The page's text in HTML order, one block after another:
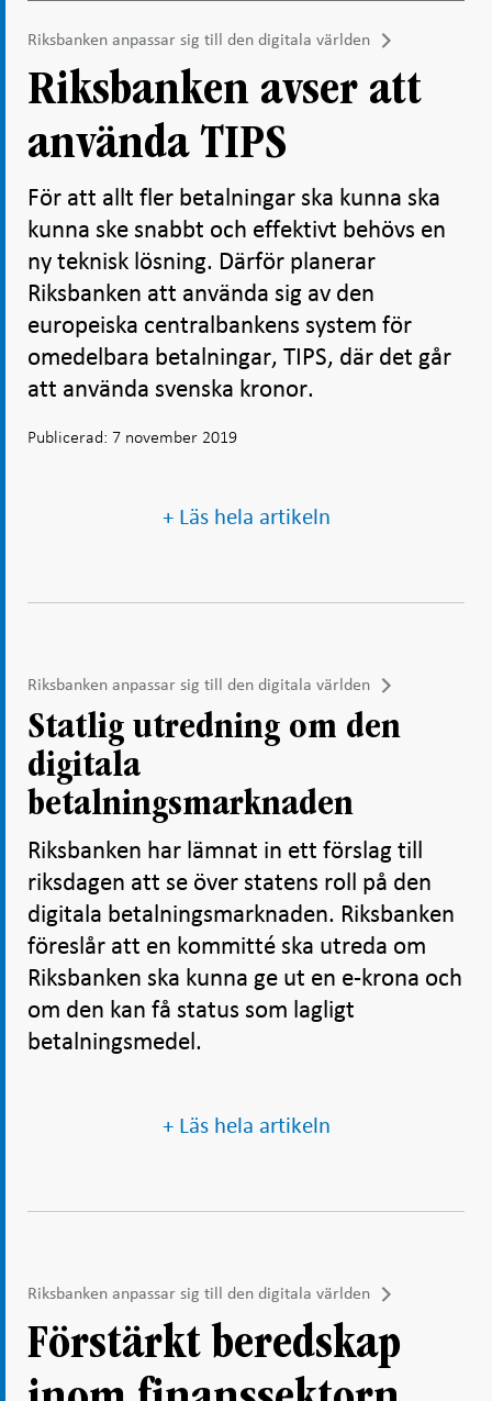
Riksbanken anpassar sig till den digitala världen
Riksbanken avser att
använda TIPS
För att allt fler betalningar ska kunna ska
kunna ske snabbt och effektivt behövs en
ny teknisk lösning. Därför planerar
Riksbanken att använda sig av den
europeiska centralbankens system för
omedelbara betalningar, TIPS, där det går
att använda svenska kronor.
Publicerad: 7 november 2019
+ Läs hela artikeln
Riksbanken anpassar sig till den digitala världen
Statlig utredning om den
digitala
betalningsmarknaden
Riksbanken har lämnat in ett förslag till
riksdagen att se över statens roll på den
digitala betalningsmarknaden. Riksbanken
föreslår att en kommitté ska utreda om
Riksbanken ska kunna ge ut en e-krona och
om den kan få status som lagligt
betalningsmedel.
+ Läs hela artikeln
Riksbanken anpassar sig till den digitala världen
Förstärkt beredskap